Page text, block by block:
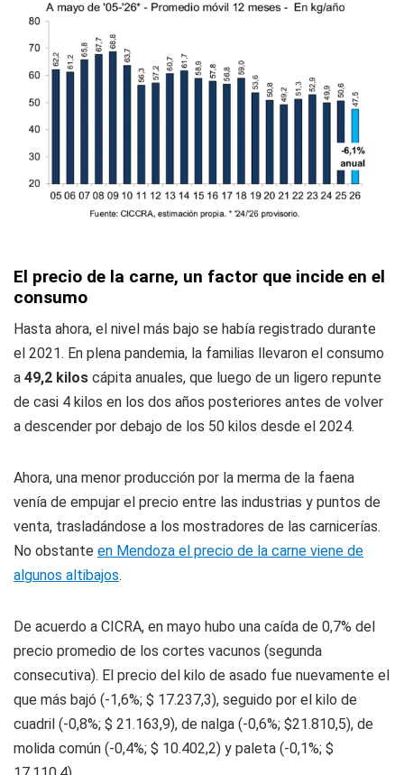
El precio de la carne, un factor que incide en el
consumo
Hasta ahora, el nivel más bajo se había registrado durante
el 2021. En plena pandemia, la familias llevaron el consumo
a 49,2 kilos cápita anuales, que luego de un ligero repunte
de casi 4 kilos en los dos años posteriores antes de volver
a descender por debajo de los 50 kilos desde el 2024.
Ahora, una menor producción por la merma de la faena
venía de empujar el precio entre las industrias y puntos de
venta, trasladándose a los mostradores de las carnicerías.
No obstante en Mendoza el precio de la carne viene de
algunos altibajos.
De acuerdo a CICRA, en mayo hubo una caída de 0,7% del
precio promedio de los cortes vacunos (segunda
consecutiva). El precio del kilo de asado fue nuevamente el
que más bajó (-1,6%; $ 17.237,3), seguido por el kilo de
cuadril (-0,8%; $ 21.163,9), de nalga (-0,6%; $21.810,5), de
molida común (-0,4%; $ 10.402,2) y paleta (-0,1%; $